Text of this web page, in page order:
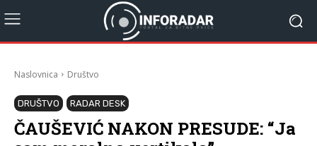
Naslovnica Društvo
DRUŠTVO RADAR DESK
ČAUŠEVIĆ NAKON PRESUDE: “Ja